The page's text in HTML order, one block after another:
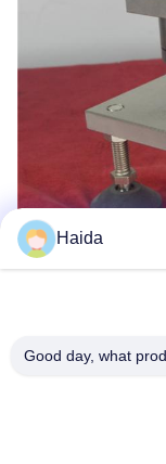
Haida
Good day, what